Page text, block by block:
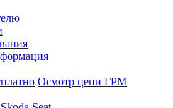
Осмотр цепи ГРМ